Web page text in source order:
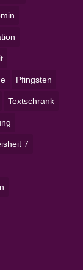
Pfingsten
Textschrank
7